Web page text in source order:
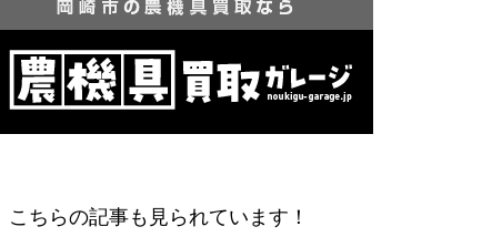
こちらの記事も見られています！